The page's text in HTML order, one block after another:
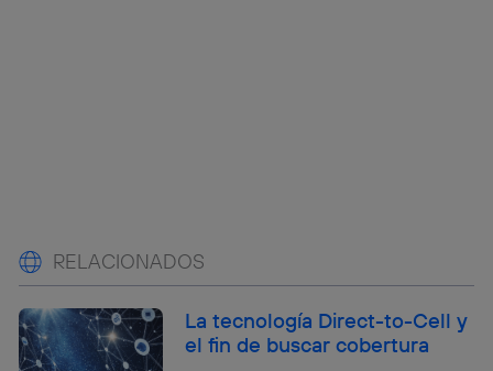
RELACIONADOS
La tecnología Direct-to-Cell y
el fin de buscar cobertura